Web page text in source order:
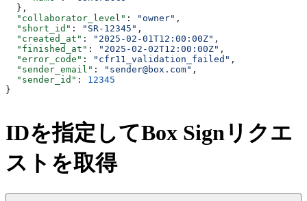
  },
  "collaborator_level"
: "owner" ,
  "short_id"
: "SR-12345" ,
  "created_at"
: "2025-02-01T12:00:00Z" ,
  "finished_at"
: "2025-02-02T12:00:00Z" ,
  "error_code"
: "cfr11_validation_failed" ,
  "sender_email"
: "sender@box.com" ,
  "sender_id"
: 12345
}
IDを指定してBox Signリクエ
ストを取得